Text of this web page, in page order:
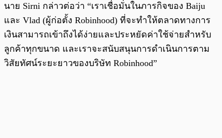
นาย Sirni กล่าวต่อว่า “เราเชื่อมั่นในภารกิจของ Baiju
และ Vlad (ผู้ก่อตั้ง Robinhood) ที่จะทำให้ตลาดทางการ
เงินสามารถเข้าถึงได้ง่ายและประหยัดค่าใช้จ่ายสำหรับ
ลูกค้าทุกขนาด และเราจะสนับสนุนการดำเนินการตาม
วิสัยทัศน์ระยะยาวของบริษัท Robinhood”